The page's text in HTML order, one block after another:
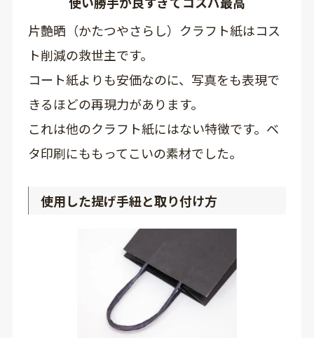
片艶晒（かたつやさらし）クラフト紙はコス
ト削減の救世主です。
コート紙よりも安価なのに、写真をも表現で
きるほどの再現力があります。
これは他のクラフト紙にはない特徴です。ベ
タ印刷にももってこいの素材でした。
使用した提げ手紐と取り付け方